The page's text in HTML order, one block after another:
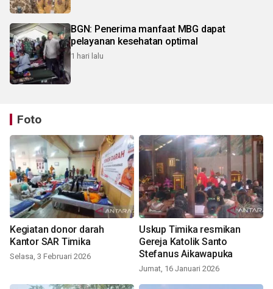
BGN: Penerima manfaat MBG dapat
pelayanan kesehatan optimal
1 hari lalu
Foto
Kegiatan donor darah
Kantor SAR Timika
Selasa, 3 Februari 2026
Uskup Timika resmikan
Gereja Katolik Santo
Stefanus Aikawapuka
Jumat, 16 Januari 2026